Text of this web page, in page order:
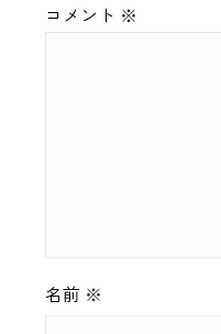
コメント ※
名前 ※